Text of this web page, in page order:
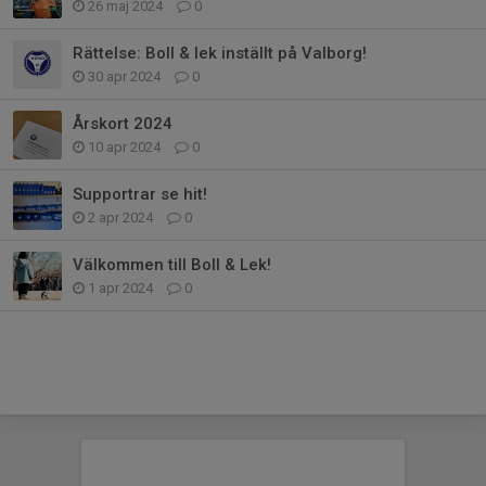
26 maj 2024 0
Rättelse: Boll & lek inställt på Valborg!
30 apr 2024 0
Årskort 2024
10 apr 2024 0
Supportrar se hit!
2 apr 2024 0
Välkommen till Boll & Lek!
1 apr 2024 0